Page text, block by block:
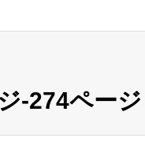
-274ページ